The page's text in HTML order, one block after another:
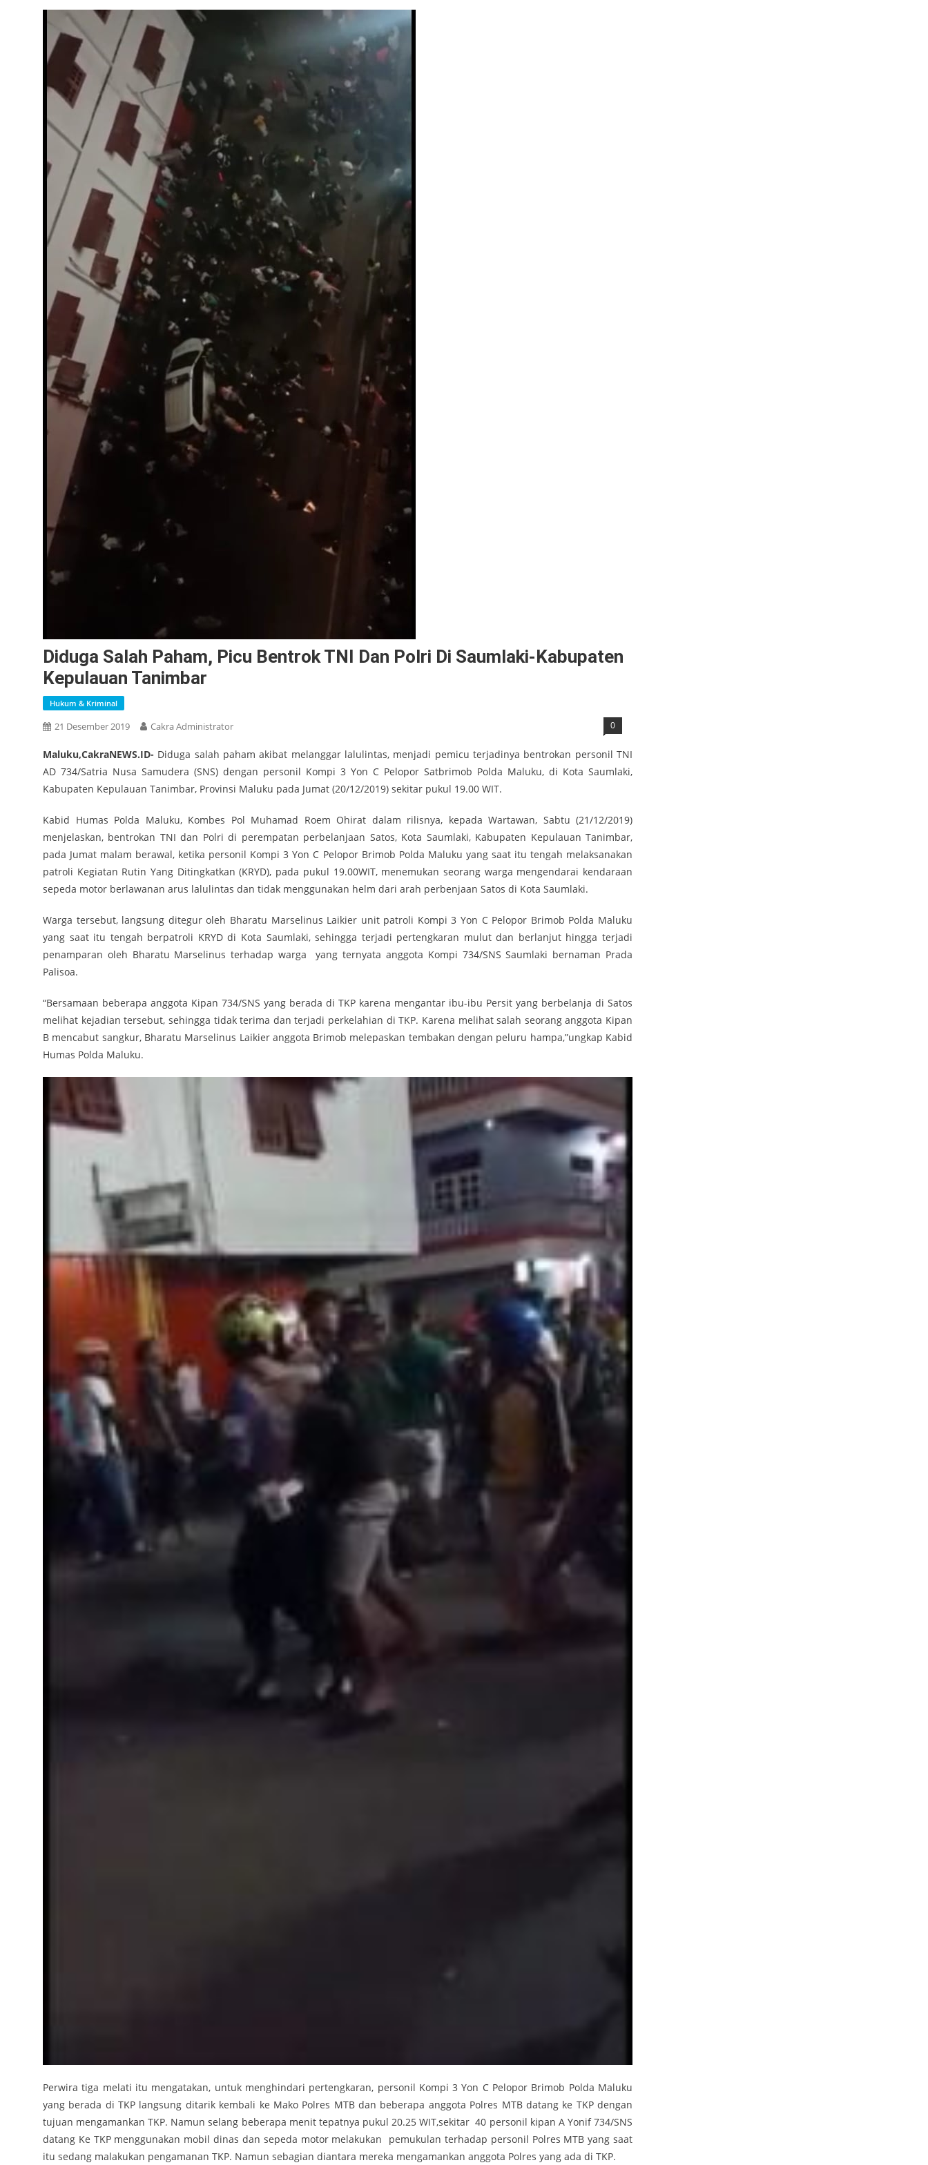
Diduga Salah Paham, Picu Bentrok TNI Dan Polri Di Saumlaki-Kabupaten
Kepulauan Tanimbar
Hukum & Kriminal
21 Desember 2019 Cakra Administrator 0
Maluku,CakraNEWS.ID- Diduga salah paham akibat melanggar lalulintas, menjadi pemicu terjadinya bentrokan personil TNI
AD 734/Satria Nusa Samudera (SNS) dengan personil Kompi 3 Yon C Pelopor Satbrimob Polda Maluku, di Kota Saumlaki,
Kabupaten Kepulauan Tanimbar, Provinsi Maluku pada Jumat (20/12/2019) sekitar pukul 19.00 WIT.
Kabid Humas Polda Maluku, Kombes Pol Muhamad Roem Ohirat dalam rilisnya, kepada Wartawan, Sabtu (21/12/2019)
menjelaskan, bentrokan TNI dan Polri di perempatan perbelanjaan Satos, Kota Saumlaki, Kabupaten Kepulauan Tanimbar,
pada Jumat malam berawal, ketika personil Kompi 3 Yon C Pelopor Brimob Polda Maluku yang saat itu tengah melaksanakan
patroli Kegiatan Rutin Yang Ditingkatkan (KRYD), pada pukul 19.00WIT, menemukan seorang warga mengendarai kendaraan
sepeda motor berlawanan arus lalulintas dan tidak menggunakan helm dari arah perbenjaan Satos di Kota Saumlaki.
Warga tersebut, langsung ditegur oleh Bharatu Marselinus Laikier unit patroli Kompi 3 Yon C Pelopor Brimob Polda Maluku
yang saat itu tengah berpatroli KRYD di Kota Saumlaki, sehingga terjadi pertengkaran mulut dan berlanjut hingga terjadi
penamparan oleh Bharatu Marselinus terhadap warga yang ternyata anggota Kompi 734/SNS Saumlaki bernaman Prada
Palisoa.
“Bersamaan beberapa anggota Kipan 734/SNS yang berada di TKP karena mengantar ibu-ibu Persit yang berbelanja di Satos
melihat kejadian tersebut, sehingga tidak terima dan terjadi perkelahian di TKP. Karena melihat salah seorang anggota Kipan
B mencabut sangkur, Bharatu Marselinus Laikier anggota Brimob melepaskan tembakan dengan peluru hampa,”ungkap Kabid
Humas Polda Maluku.
Perwira tiga melati itu mengatakan, untuk menghindari pertengkaran, personil Kompi 3 Yon C Pelopor Brimob Polda Maluku
yang berada di TKP langsung ditarik kembali ke Mako Polres MTB dan beberapa anggota Polres MTB datang ke TKP dengan
tujuan mengamankan TKP. Namun selang beberapa menit tepatnya pukul 20.25 WIT,sekitar 40 personil kipan A Yonif 734/SNS
datang Ke TKP menggunakan mobil dinas dan sepeda motor melakukan pemukulan terhadap personil Polres MTB yang saat
itu sedang malakukan pengamanan TKP. Namun sebagian diantara mereka mengamankan anggota Polres yang ada di TKP.